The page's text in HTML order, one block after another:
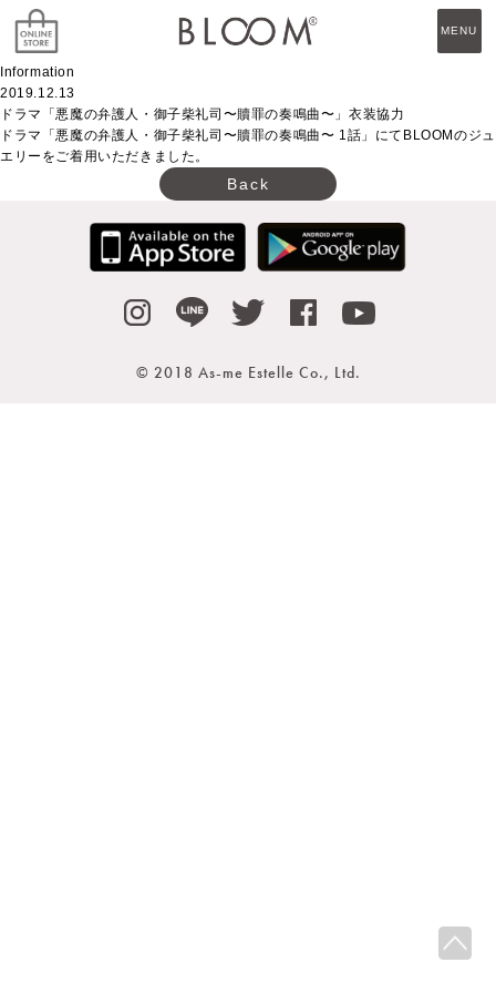
MENU
Information
2019.12.13
ドラマ「悪魔の弁護人・御子柴礼司〜贖罪の奏鳴曲〜」衣装協力
ドラマ「悪魔の弁護人・御子柴礼司〜贖罪の奏鳴曲〜 1話」にてBLOOMのジュ
エリーをご着用いただきました。
Back
© 2018 As-me Estelle Co., Ltd.